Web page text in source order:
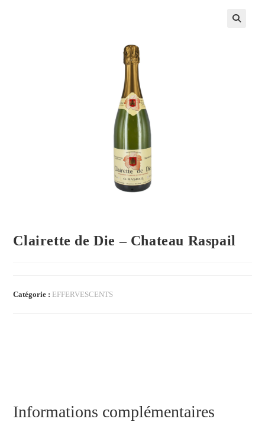
Clairette de Die – Chateau Raspail
Catégorie : EFFERVESCENTS
Informations complémentaires